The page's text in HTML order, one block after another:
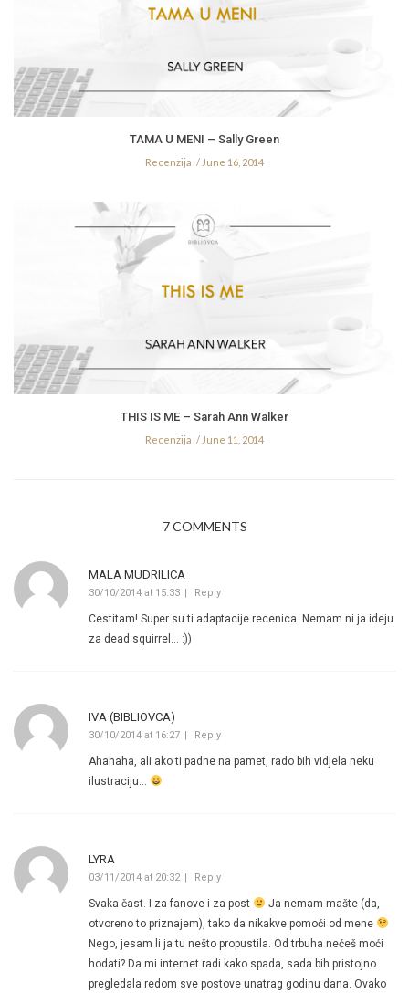
TAMA U MENI – Sally Green
Recenzija June 16, 2014
THIS IS ME – Sarah Ann Walker
Recenzija June 11, 2014
7 COMMENTS
MALA MUDRILICA
30/10/2014 at 15:33 Reply
Cestitam! Super su ti adaptacije recenica. Nemam ni ja ideju
za dead squirrel… :))
IVA (BIBLIOVCA)
30/10/2014 at 16:27 Reply
Ahahaha, ali ako ti padne na pamet, rado bih vidjela neku
ilustraciju…
LYRA
03/11/2014 at 20:32 Reply
Svaka čast. I za fanove i za post
Ja nemam mašte (da,
otvoreno to priznajem), tako da nikakve pomoći od mene
Nego, jesam li ja tu nešto propustila. Od trbuha nećeš moći
hodati? Da mi internet radi kako spada, sada bih pristojno
pregledala redom sve postove unatrag godinu dana. Ovako